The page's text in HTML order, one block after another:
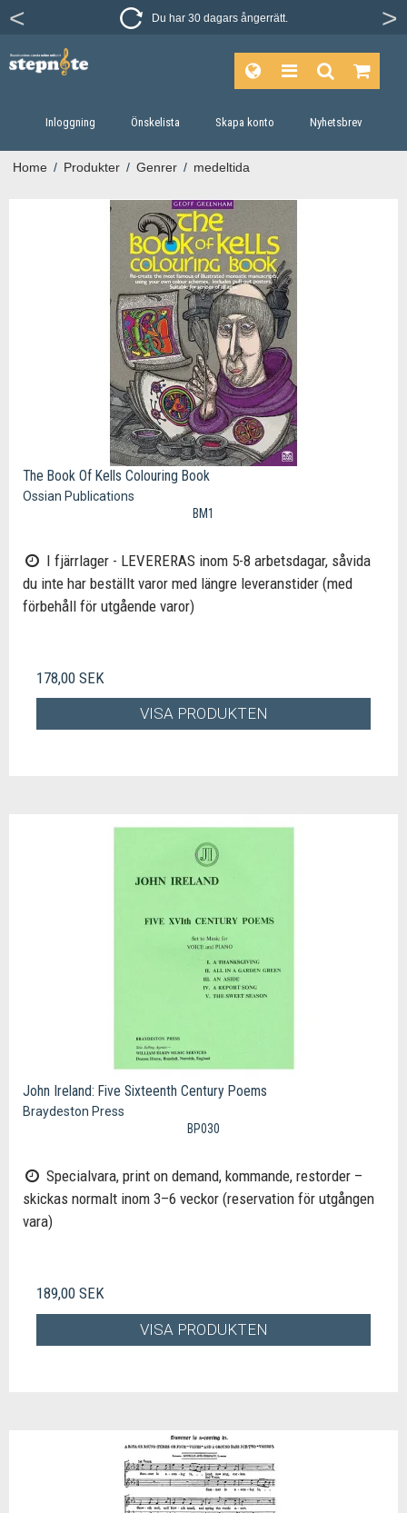
Du har 30 dagars ångerrätt.
Inloggning Önskelista Skapa konto Nyhetsbrev
Home / Produkter / Genrer / medeltida
The Book Of Kells Colouring Book
Ossian Publications
BM1
I fjärrlager - LEVERERAS inom 5-8 arbetsdagar, såvida
du inte har beställt varor med längre leveranstider (med
förbehåll för utgående varor)
178,00 SEK
VISA PRODUKTEN
John Ireland: Five Sixteenth Century Poems
Braydeston Press
BP030
Specialvara, print on demand, kommande, restorder –
skickas normalt inom 3–6 veckor (reservation för utgången
vara)
189,00 SEK
VISA PRODUKTEN